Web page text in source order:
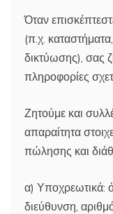
Όταν
(π.χ.
δικτύωσης), σας
πληροφορίες
Ζητούμε και
απαραίτητα
πώλησης και
α) Υποχρεωτικά:
διεύθυνση,